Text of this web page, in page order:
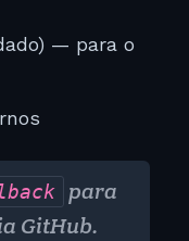
— para o
para
GitHub.